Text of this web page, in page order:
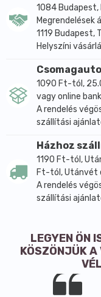
1084 Budapest,
Megrendelések
1119 Budapest,
Helyszíni
1090 Ft-tól,
vagy online
A rendelés
szállítási
Házhoz
1190 Ft-tól,
Ft-tól, Utánvét
A rendelés
szállítási
LEGYEN ÖN
KÖSZÖNJÜK